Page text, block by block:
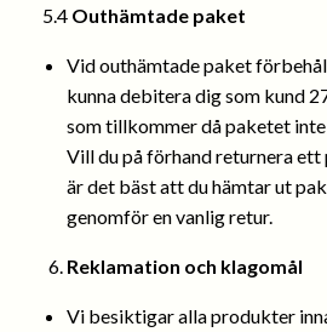
5.4 Outhämtade paket
Vid outhämtade paket
kunna debitera dig som kund
som tillkommer då paketet
Vill du på förhand returnera
är det bäst att du hämtar ut
genomför en vanlig retur.
Reklamation och klagomål
Vi besiktigar alla produkter